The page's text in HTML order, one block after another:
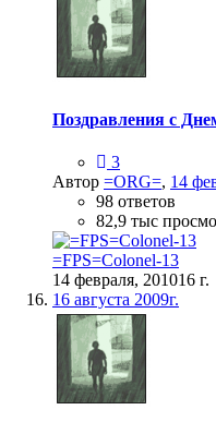
Поздравления с
3
Автор =ORG=, 14
98 ответов
82,9 тыс
=FPS=Colonel-13
14 февраля, 201016 г.
16 августа 2009г.